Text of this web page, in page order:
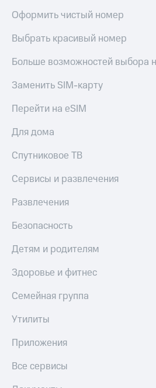
Оформить чистый номер
Выбрать красивый номер
Больше возможностей выбора
Заменить SIM-карту
Перейти на eSIM
Для дома
Спутниковое ТВ
Сервисы и развлечения
Развлечения
Безопасность
Детям и родителям
Здоровье и фитнес
Семейная группа
Утилиты
Приложения
Все сервисы